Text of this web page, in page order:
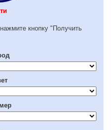
кнопку "Получить